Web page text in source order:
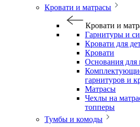
Кровати и матрасы
Кровати и
Гарнитуры и
Кровати для
Кровати
Основания для
гарнитуров и
Матрасы
Чехлы на
топперы
Тумбы и комоды